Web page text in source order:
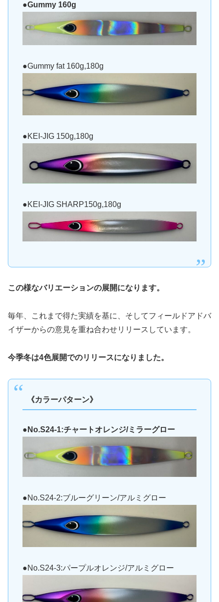
●Gummy 160g
●Gummy fat 160g,180g
●KEI-JIG 150g,180g
●KEI-JIG SHARP150g,180g
この様なバリエーションの展開になります。
毎年、これまで得た実績を基に、そしてフィールドアドバ
イザーからの意見を重ね合わせリリースしています。
今季冬は4色展開でのリリースになりました。
《カラーパターン》
●No.S24-1:チャートオレンジ/ミラーグロー
●No.S24-2:ブルーグリーン/アルミグロー
●No.S24-3:パープルオレンジ/アルミグロー